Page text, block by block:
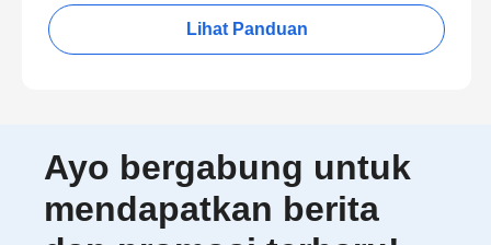
Lihat Panduan
Ayo bergabung untuk
mendapatkan berita